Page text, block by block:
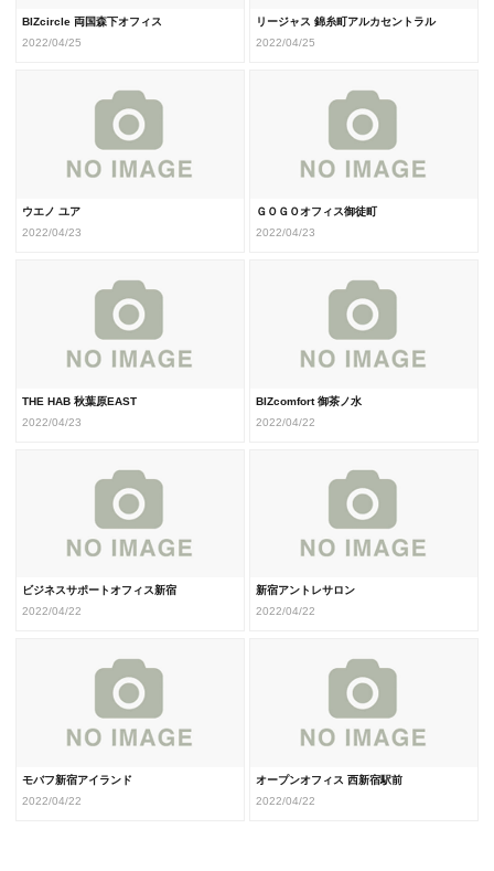
BIZcircle 両国森下オフィス
2022/04/25
リージャス 錦糸町アルカセントラル
2022/04/25
ウエノ ユア
2022/04/23
ＧＯＧＯオフィス御徒町
2022/04/23
THE HAB 秋葉原EAST
2022/04/23
BIZcomfort 御茶ノ水
2022/04/22
ビジネスサポートオフィス新宿
2022/04/22
新宿アントレサロン
2022/04/22
モバフ新宿アイランド
2022/04/22
オープンオフィス 西新宿駅前
2022/04/22